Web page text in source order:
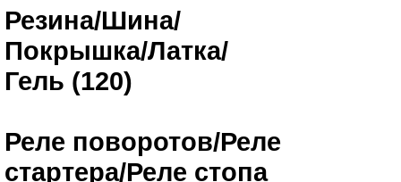
Резина/Шина/
Покрышка/Латка/
Гель (120)
Реле поворотов/Реле
стартера/Реле стопа